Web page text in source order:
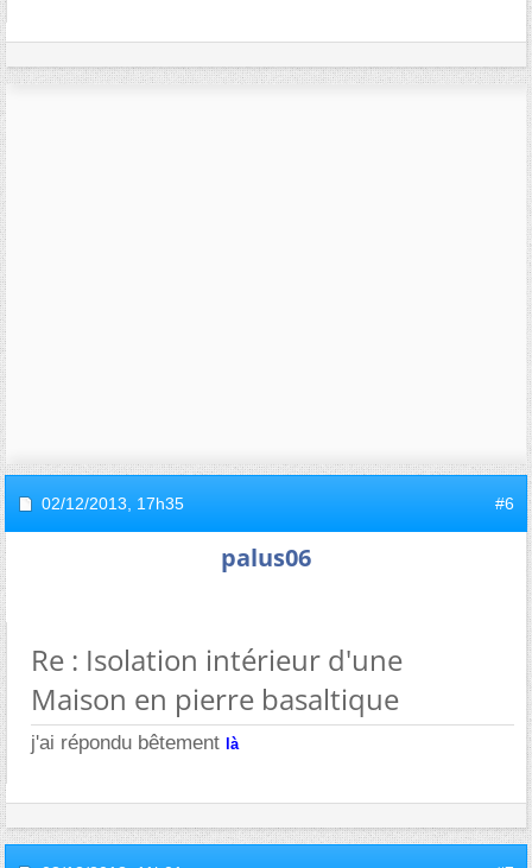
02/12/2013, 17h35 #6
palus06
Re : Isolation intérieur d'une
Maison en pierre basaltique
j'ai répondu bêtement là